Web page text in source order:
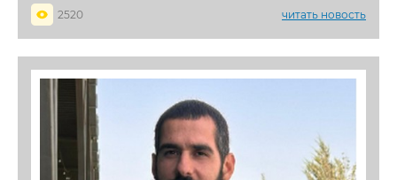
2520
читать новость